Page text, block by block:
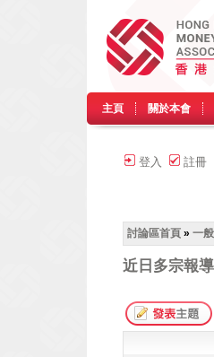
主頁 關於本會
登入 註冊
討論區首頁 » 一
近日多宗報